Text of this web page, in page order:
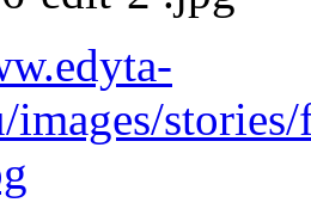
images/